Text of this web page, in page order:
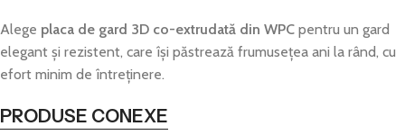
Alege placa de gard 3D co-extrudată din WPC pentru un gard
elegant și rezistent, care își păstrează frumusețea ani la rând, cu
efort minim de întreținere.
PRODUSE CONEXE